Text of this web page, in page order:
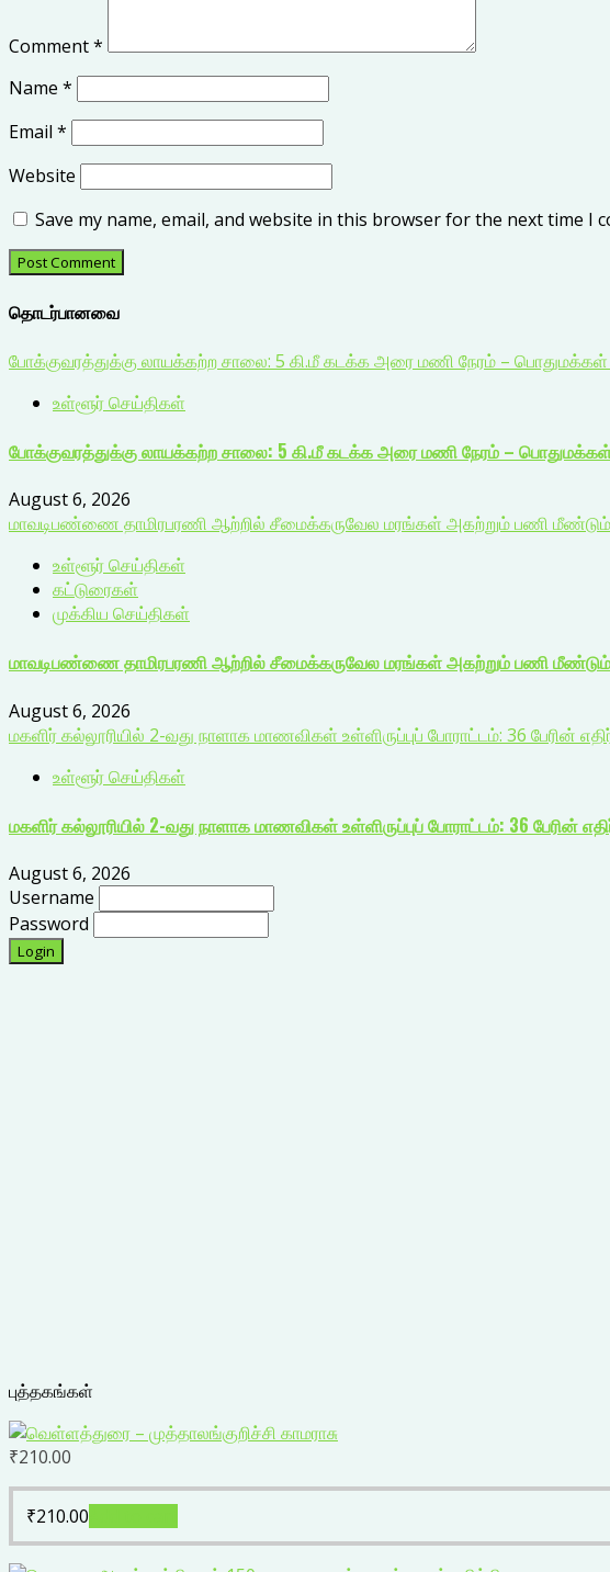
Comment*
Name *
Email *
Website
Save my name, email, and website in this browser for the next time I
தொடர்பானவை
போக்குவரத்துக்கு லாயக்கற்ற சாலை: 5 கி.மீ கடக்க அரை மணி நேரம் –
உள்ளூர் செய்திகள்
போக்குவரத்துக்கு லாயக்கற்ற சாலை: 5 கி.மீ கடக்க அரை மணி நேரம் –
August 6, 2026
மாவடிபண்ணை தாமிரபரணி ஆற்றில் சீமைக்கருவேல மரங்கள் அகற்றும் பணி
உள்ளூர் செய்திகள்
கட்டுரைகள்
முக்கிய செய்திகள்
மாவடிபண்ணை தாமிரபரணி ஆற்றில் சீமைக்கருவேல மரங்கள் அகற்றும் பணி
August 6, 2026
மகளிர் கல்லூரியில் 2-வது நாளாக மாணவிகள் உள்ளிருப்புப் போராட்டம்: 36 பேரின்
உள்ளூர் செய்திகள்
மகளிர் கல்லூரியில் 2-வது நாளாக மாணவிகள் உள்ளிருப்புப் போராட்டம்: 36 பேரின்
August 6, 2026
Username
Password
புத்தகங்கள்
₹210.00
₹210.00